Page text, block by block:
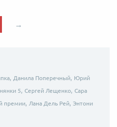
→
Данила Поперечный, Юрий
5, Сергей Лещенко, Сара
премии, Лана Дель Рей, Энтони